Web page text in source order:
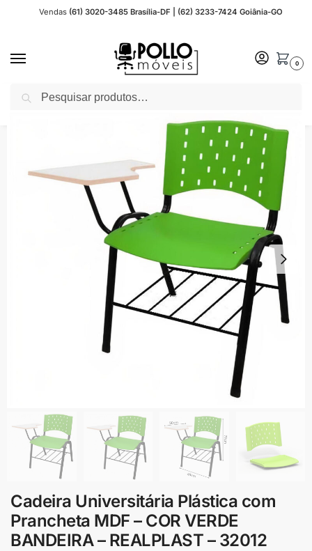
Vendas (61) 3020-3485 Brasília-DF | (62) 3233-7424 Goiânia-GO
0
Início Móveis Escolares / Carteiras Escolares
Cadeira Universitária Plástica com
Prancheta MDF – COR VERDE
BANDEIRA – REALPLAST – 32012